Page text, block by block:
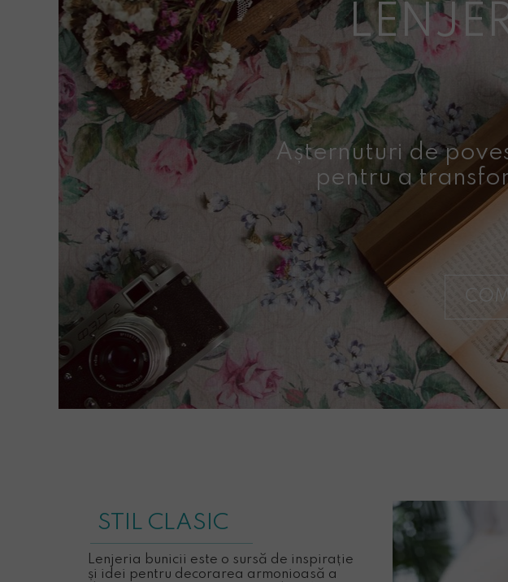
Așternuturi de
pentru a
STIL CLASIC
Lenjeria bunicii este o sursă de inspirație
și idei pentru decorarea armonioasă a